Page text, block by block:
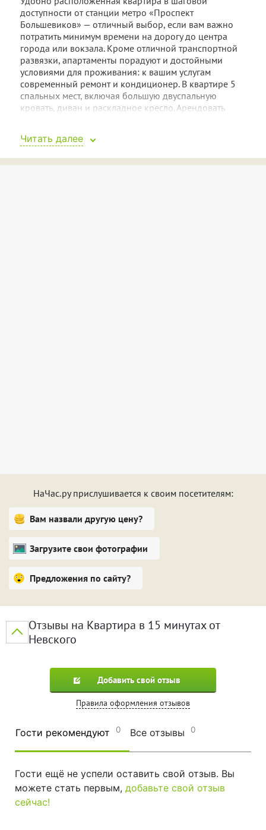
доступности от станции метро «Проспект
Большевиков» — отличный выбор, если вам важно
потратить минимум времени на дорогу до центра
города или вокзала. Кроме отличной транспортной
развязки, апартаменты порадуют и достойными
условиями для проживания: к вашим услугам
современный ремонт и кондиционер. В квартире 5
спальных мест, включая большую двуспальную
кровать, диван и раскладное кресло. Арендовать
время и финансы.
Читать далее
НаЧас.ру прислушивается к своим посетителям:
Вам назвали другую цену?
Загрузите свои фотографии
Предложения по сайту?
Отзывы на Квартира в 15 минутах от
Невского
Добавить свой отзыв
Правила оформления отзывов
Гости рекомендуют 0 Все отзывы 0
Гости ещё не успели оставить свой отзыв. Вы
можете стать первым, добавьте свой отзыв
сейчас!